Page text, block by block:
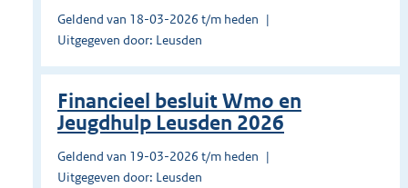
Geldend van 18-03-2026 t/m heden
Uitgegeven door: Leusden
Financieel besluit Wmo en
Jeugdhulp Leusden 2026
Geldend van 19-03-2026 t/m heden
Uitgegeven door: Leusden